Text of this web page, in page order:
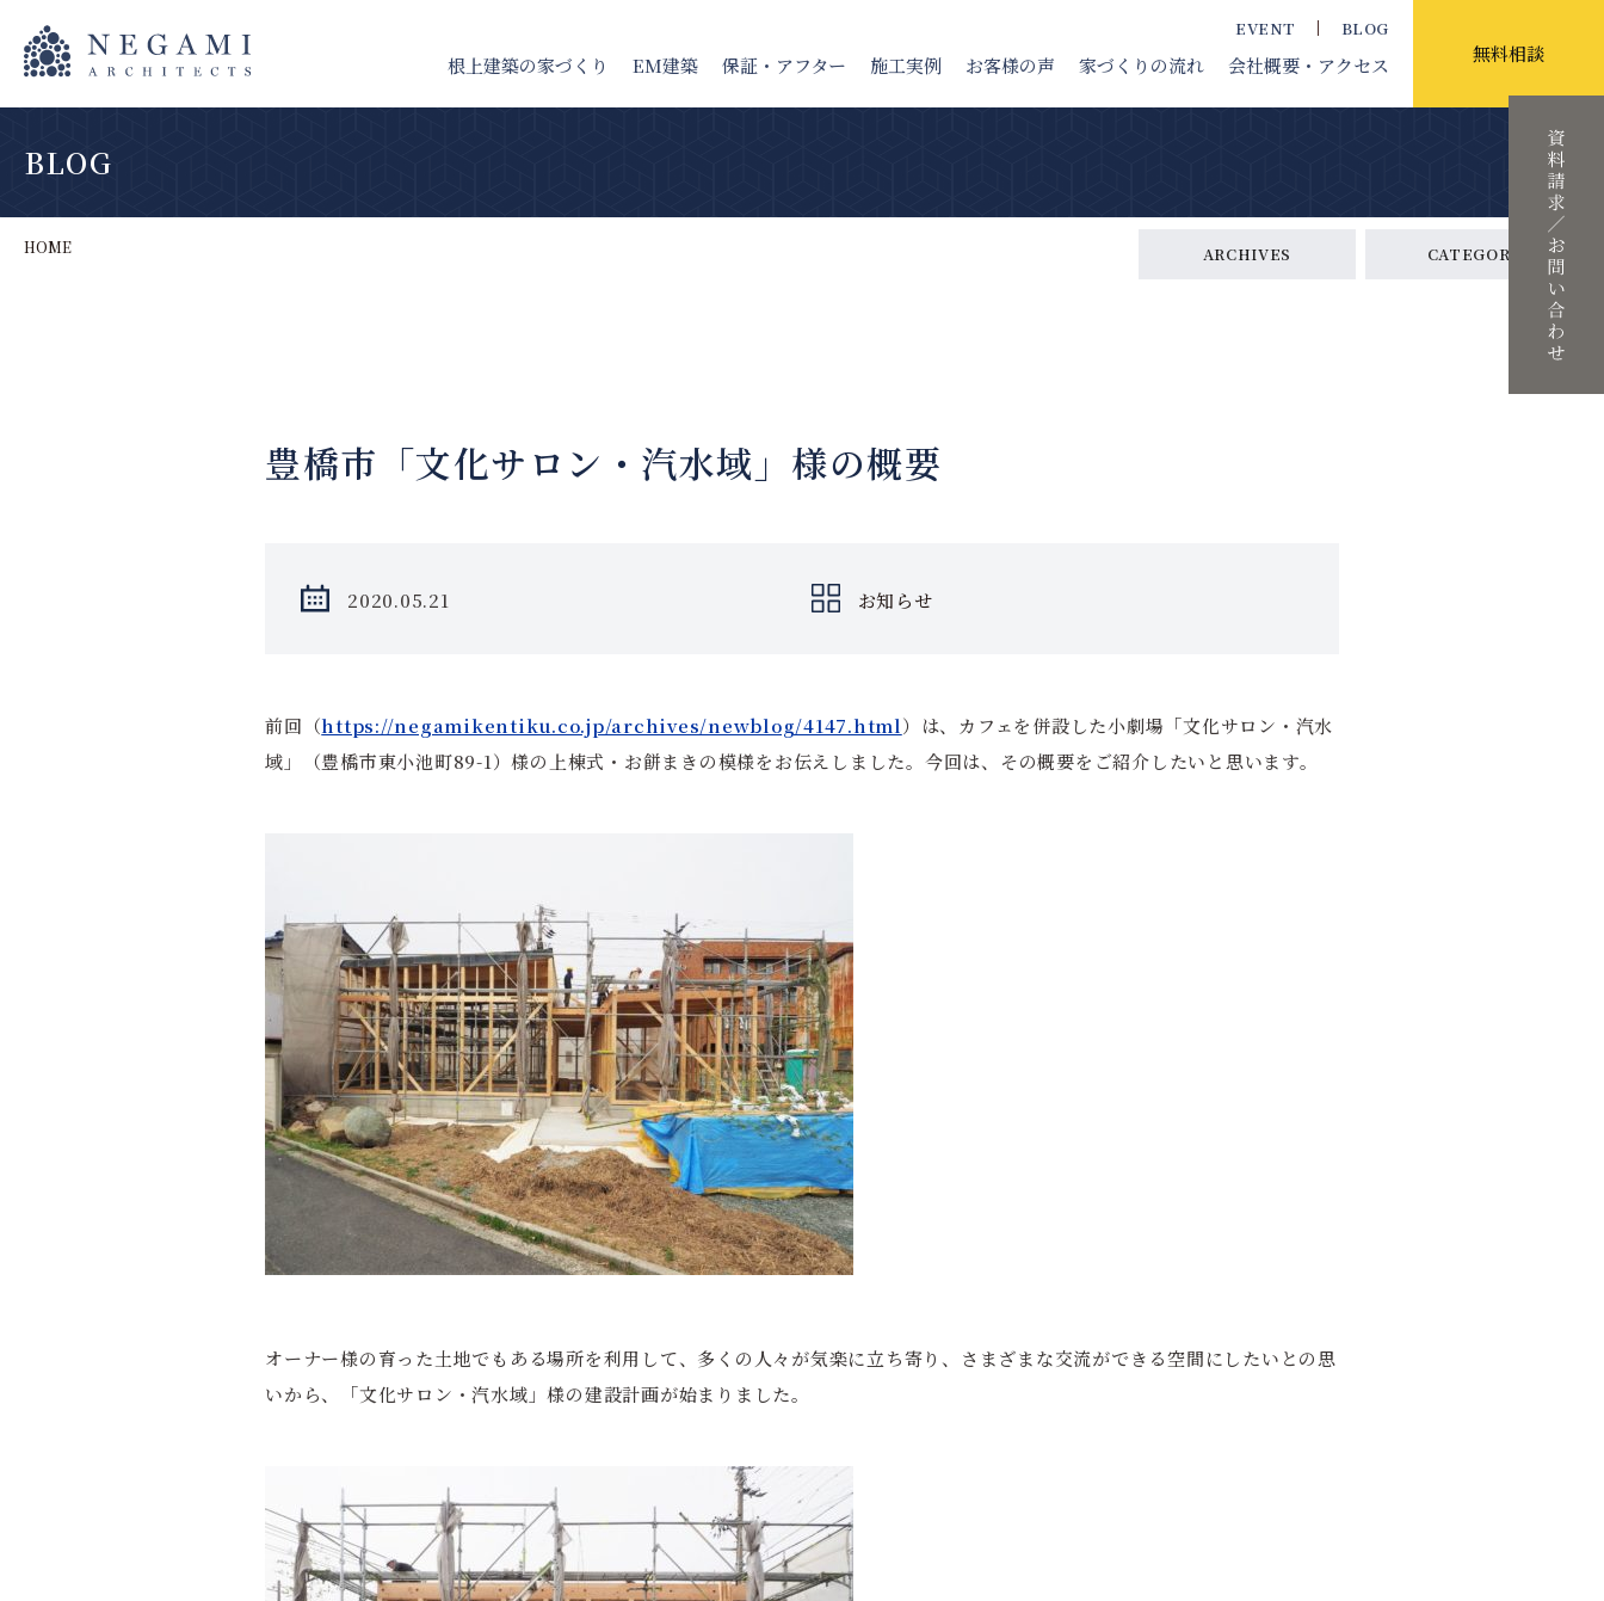
根上建築の家づくり EM建築 保証・アフター 施工実例 お客様の声 家づくりの流れ 会社概要 ・アクセス
EVENT BLOG
無料相談
BLOG
HOME ARCHIVES CATEGORY
豊橋市「文化サロン・汽水域」様の概要
2020.05.21 お知らせ
前回（https://negamikentiku.co.jp/archives/newblog/4147.html）は、カフェを併設した小劇場「文化サロン・汽水
域」（豊橋市東小池町89-1）様の上棟式・お餅まきの模様をお伝えしました。今回は、その概要をご紹介したいと思います。
オーナー様の育った土地でもある場所を利用して、多くの人々が気楽に立ち寄り、さまざまな交流ができる空間にしたいとの思
いから、「文化サロン・汽水域」様の建設計画が始まりました。